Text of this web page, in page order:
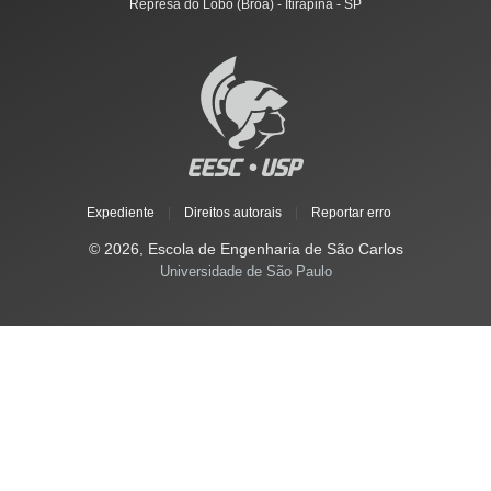
Represa do Lobo (Broa) - Itirapina - SP
Expediente Direitos autorais Reportar erro
© 2026, Escola de Engenharia de São Carlos
Universidade de São Paulo